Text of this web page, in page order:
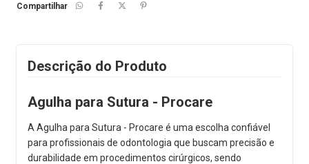
Compartilhar
Descrição do Produto
Agulha para Sutura - Procare
A Agulha para Sutura - Procare é uma escolha confiável
para profissionais de odontologia que buscam precisão e
durabilidade em procedimentos cirúrgicos, sendo